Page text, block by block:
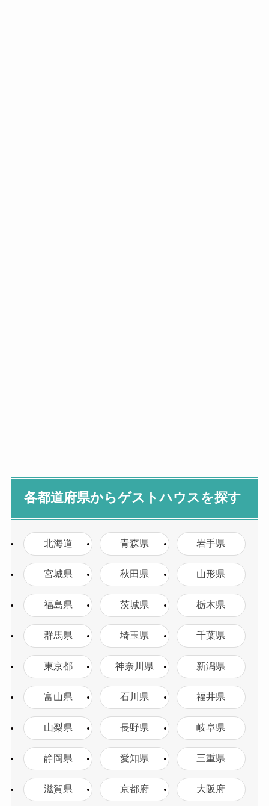
各都道府県からゲストハウスを探す
北海道 青森県 岩手県
宮城県 秋田県 山形県
福島県 茨城県 栃木県
群馬県 埼玉県 千葉県
東京都 神奈川県 新潟県
富山県 石川県 福井県
山梨県 長野県 岐阜県
静岡県 愛知県 三重県
滋賀県 京都府 大阪府